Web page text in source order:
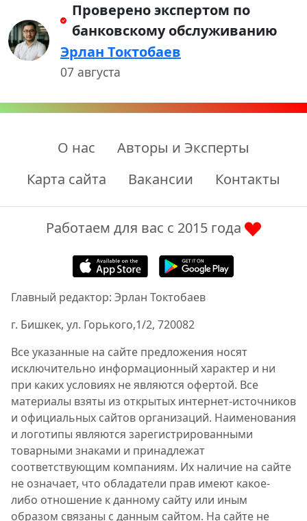
Проверено экспертом по
банковскому обслуживанию
Эрлан Токтобаев
07 августа
О нас
Авторы и Эксперты
Карта сайта
Вакансии Контакты
Работаем для вас с 2015 года
Главный редактор: Эрлан Токтобаев
г. Бишкек, ул. Горького,1/2, 720082
Все указанные на сайте предложения носят
исключительно информационный характер и ни
при каких условиях не являются офертой. Все
материалы взяты из открытых интернет-источников
и официальных сайтов организаций. Наименования
и логотипы являются зарегистрированными
товарными знаками и принадлежат
соответствующим компаниям. Их наличие на сайте
не означает, что обладатели прав имеют какое-
либо отношение к данному сайту или иным
образом связаны с данным сайтом. На сайте не